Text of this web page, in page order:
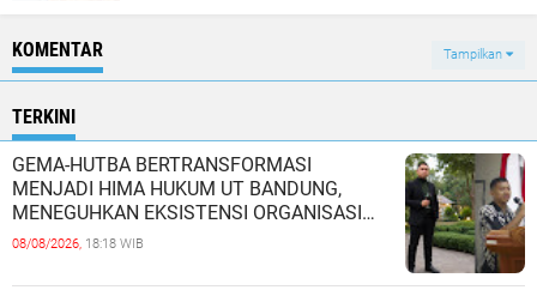
KOMENTAR Tampilkan
TERKINI
GEMA-HUTBA BERTRANSFORMASI
MENJADI HIMA HUKUM UT BANDUNG,
MENEGUHKAN EKSISTENSI ORGANISASI
MAHASISWA HUKUM UNIVERSITAS
08/08/2026, 18:18 WIB